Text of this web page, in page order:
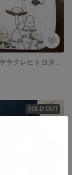
SOLD OUT